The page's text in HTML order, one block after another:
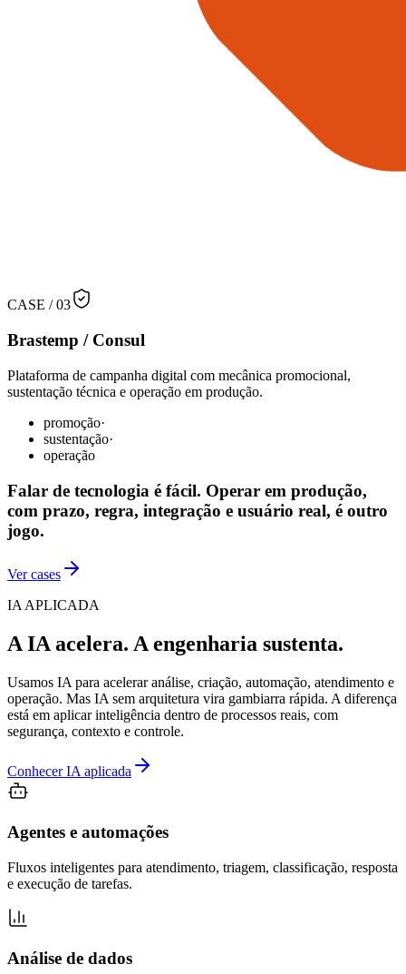
CASE /03
Brastemp / Consul
Plataforma de campanha digital com mecânica promocional,
sustentação técnica e operação em produção.
promoção·
sustentação·
operação
Falar de tecnologia é fácil. Operar em produção,
com prazo, regra, integração e usuário real, é outro
jogo.
Ver cases
IA APLICADA
A IA acelera. A engenharia sustenta.
Usamos IA para acelerar análise, criação, automação, atendimento e
operação. Mas IA sem arquitetura vira gambiarra rápida. A diferença
está em aplicar inteligência dentro de processos reais, com
segurança, contexto e controle.
Conhecer IA aplicada
Agentes e automações
Fluxos inteligentes para atendimento, triagem, classificação, resposta
e execução de tarefas.
Análise de dados